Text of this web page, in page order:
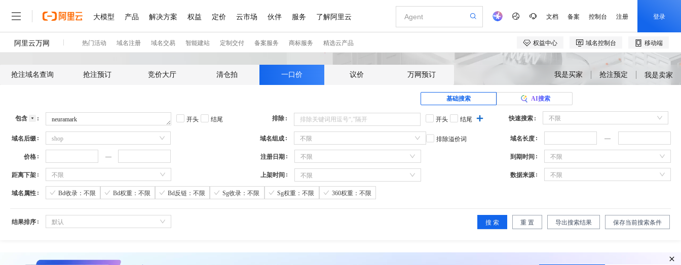
抢注域名查询 抢注预订 竞价大厅 清仓拍 一口价 议价 万网预订 我是买家 抢注预定 我是卖家
基础搜索 AI搜索
包含 开头 结尾 排除 开头 结尾 快速搜索 不限
域名后缀 shop 域名组成 不限 排除溢价词 域名长度
价格 注册日期 不限 到期时间 不限
距离下架 不限 上架时间 不限 数据来源 不限
域名属性 Bd收录：不限 Bd权重：不限 Bd反链：不限 Sg收录：不限 Sg权重：不限 360权重：不限
结果排序 默认 搜 索 重 置 导出搜索结果 保存当前搜索条件